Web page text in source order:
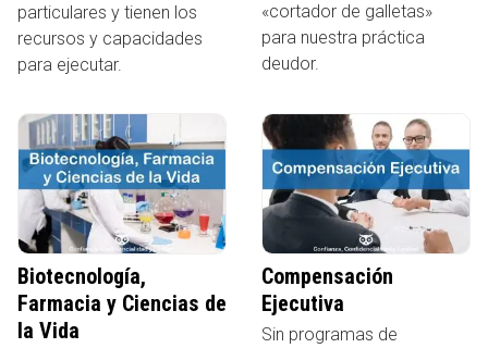
particulares y tienen los
recursos y capacidades
para ejecutar.
«cortador de galletas»
para nuestra práctica
deudor.
Biotecnología,
Farmacia y Ciencias de
la Vida
Compensación
Ejecutiva
Sin programas de